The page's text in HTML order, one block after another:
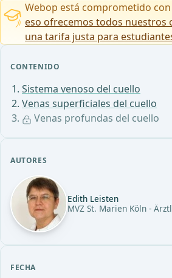
CONTENIDO
Sistema venoso del cuello
Venas superficiales del cuello
Venas profundas del cuello
AUTORES
Edith Leisten
MVZ St. Marien Köln -
FECHA
Webop está comprometido con
eso ofrecemos todos nuestros
una tarifa justa para